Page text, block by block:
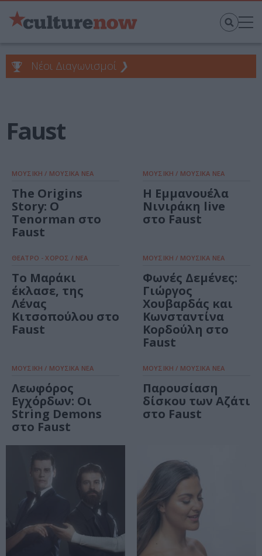
Νέοι Διαγωνισμοί ❯
Faust
ΜΟΥΣΙΚΗ / ΜΟΥΣΙΚΑ ΝΕΑ
The Origins
Story: Ο
Tenorman στο
Faust
ΜΟΥΣΙΚΗ / ΜΟΥΣΙΚΑ ΝΕΑ
Η Εμμανουέλα
Νινιράκη live
στο Faust
ΘΕΑΤΡΟ - ΧΟΡΟΣ / ΝΕΑ
Το Μαράκι
έκλασε, της
Λένας
Κιτσοπούλου στο
Faust
ΜΟΥΣΙΚΗ / ΜΟΥΣΙΚΑ ΝΕΑ
Φωνές Δεμένες:
Γιώργος
Χουβαρδάς και
Κωνσταντίνα
Κορδούλη στο
Faust
ΜΟΥΣΙΚΗ / ΜΟΥΣΙΚΑ ΝΕΑ
Λεωφόρος
Εγχόρδων: Οι
String Demons
στο Faust
ΜΟΥΣΙΚΗ / ΜΟΥΣΙΚΑ ΝΕΑ
Παρουσίαση
δίσκου των Αζάτι
στο Faust